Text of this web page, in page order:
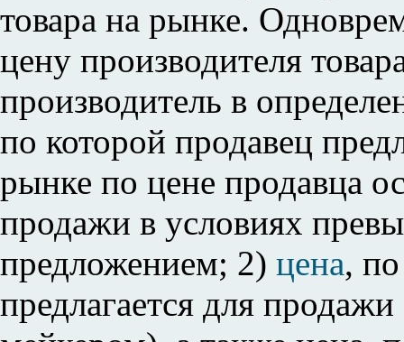
товара на рынке.
цену производителя
производитель в
по которой продавец
рынке по цене продавца
продажи в условиях
предложением; 2) цена,
предлагается для